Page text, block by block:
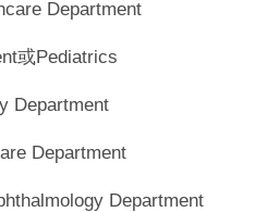
Department
或Pediatrics
Department
Department
Department